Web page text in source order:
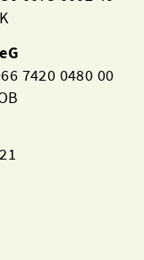
7420 0480 00